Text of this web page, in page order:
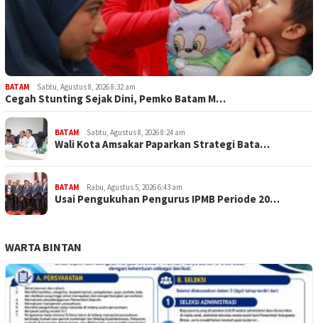
BATAM Sabtu, Agustus 8, 2026 8:32 am
Cegah Stunting Sejak Dini, Pemko Batam M…
BATAM Sabtu, Agustus 8, 2026 8:24 am
Wali Kota Amsakar Paparkan Strategi Bata…
BATAM Rabu, Agustus 5, 2026 6:43 am
Usai Pengukuhan Pengurus IPMB Periode 20…
WARTA BINTAN